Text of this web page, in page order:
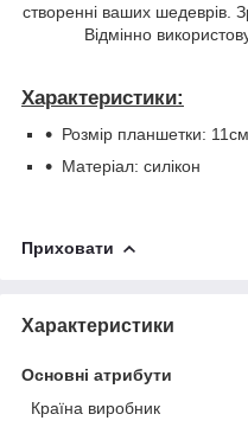
створенні ваших шедеврів.
Відмінно
Характеристики:
Розмір планшетки:
Матеріал: силікон
Приховати
Характеристики
Основні атрибути
Країна виробник